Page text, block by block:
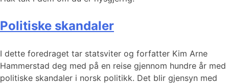
Politiske skandaler
I dette foredraget tar statsviter og forfatter Kim Arne
Hammerstad deg med på en reise gjennom hundre år med
politiske skandaler i norsk politikk. Det blir gjensyn med